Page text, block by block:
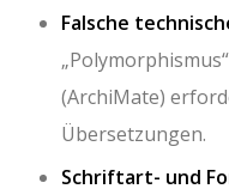
Falsche
(ArchiMate)
Übersetzungen.
Schriftart- und